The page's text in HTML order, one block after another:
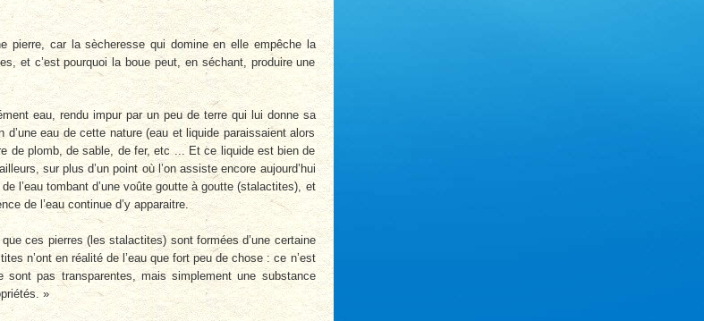
pierre, car la sècheresse qui domine en elle empêche la
et c’est pourquoi la boue peut, en séchant, produire une
eau, rendu impur par un peu de terre qui lui donne sa
eau de cette nature (eau et liquide paraissaient alors
de plomb, de sable, de fer, etc ... Et ce liquide est bien de
sur plus d’un point où l’on assiste encore aujourd’hui
l’eau tombant d’une voûte goutte à goutte (stalactites), et
de l’eau continue d’y apparaitre.
ces pierres (les stalactites) sont formées d’une certaine
n’ont en réalité de l’eau que fort peu de chose : ce n’est
sont pas transparentes, mais simplement une substance
»